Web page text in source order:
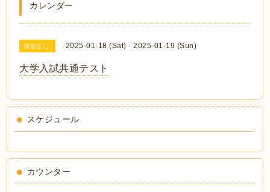
カレンダー
指定なし 2025-01-18 (Sat) - 2025-01-19 (Sun)
大学入試共通テスト
スケジュール
カウンター